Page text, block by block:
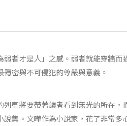
者才是人」之感。弱者就能穿牆而
隱密與不可侵犯的尊嚴與意義。
車將要帶著讀者看到無光的所在，
集。文曄作為小說家，花了非常多